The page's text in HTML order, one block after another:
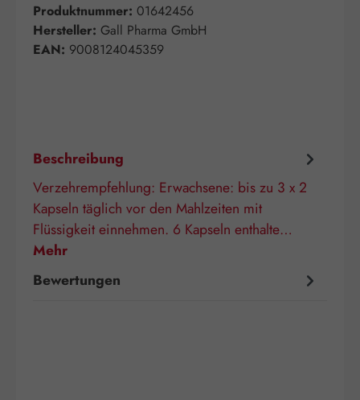
Produktnummer: 01642456
Hersteller: Gall Pharma GmbH
EAN: 9008124045359
Beschreibung
Verzehrempfehlung: Erwachsene: bis zu 3 x 2
Kapseln täglich vor den Mahlzeiten mit
Flüssigkeit einnehmen. 6 Kapseln enthalte…
Mehr
Bewertungen